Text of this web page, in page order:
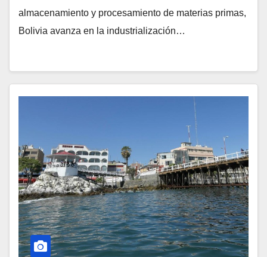
almacenamiento y procesamiento de materias primas,
Bolivia avanza en la industrialización…